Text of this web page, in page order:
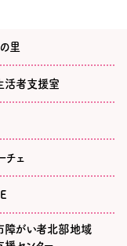
里
活者支援室
チェ
障がい者北部地域